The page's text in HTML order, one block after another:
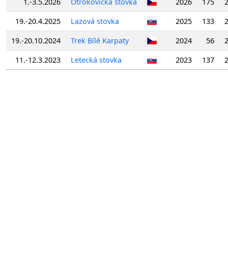
19.-20.4.2025
Lazová stovka 2025 133
19.-20.10.2024
Trek Bílé Karpaty 2024 56
11.-12.3.2023
Letecká stovka 2023 137